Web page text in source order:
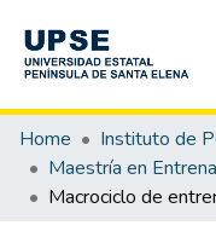
Communities &
All of DSpace
Statistics
Home
Instituto de